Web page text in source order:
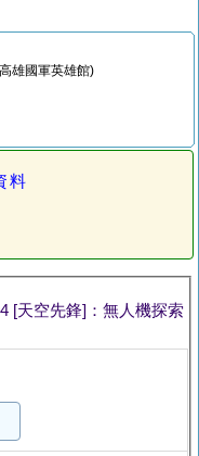
雄國軍英雄館)
料
[天空先鋒]：無人機探索